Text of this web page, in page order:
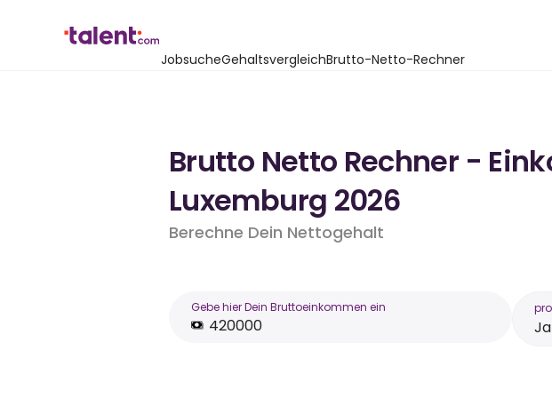
JobsucheGehaltsvergleichBrutto-Netto-Rechner
Brutto Netto Rechner -
Luxemburg 2026
Berechne Dein Nettogehalt
Gebe hier Dein Bruttoeinkommen ein pro